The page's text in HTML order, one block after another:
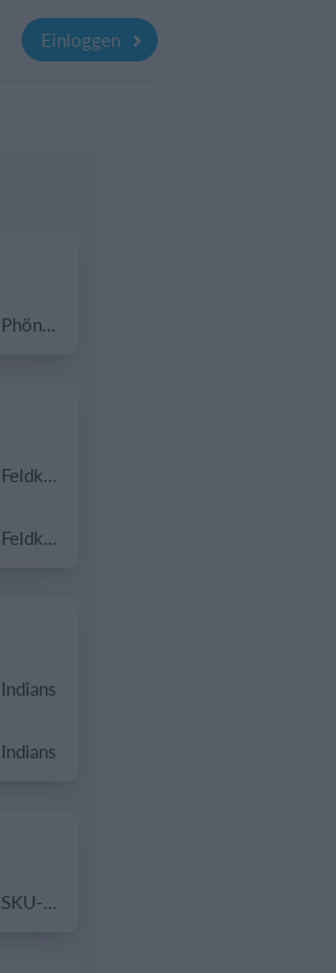
Einloggen
Phönix Neuhart
Feldkirch Cardinals
Feldkirch Cardinals
Indians
Indians
SKU-AMA